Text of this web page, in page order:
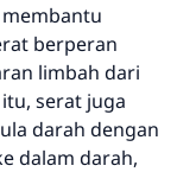
berperan
limbah dari
serat juga
darah dengan
dalam darah,